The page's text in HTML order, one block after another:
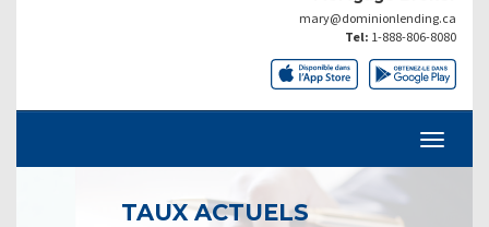
mary@dominionlending.ca
Tel: 1-888-806-8080
TAUX ACTUELS